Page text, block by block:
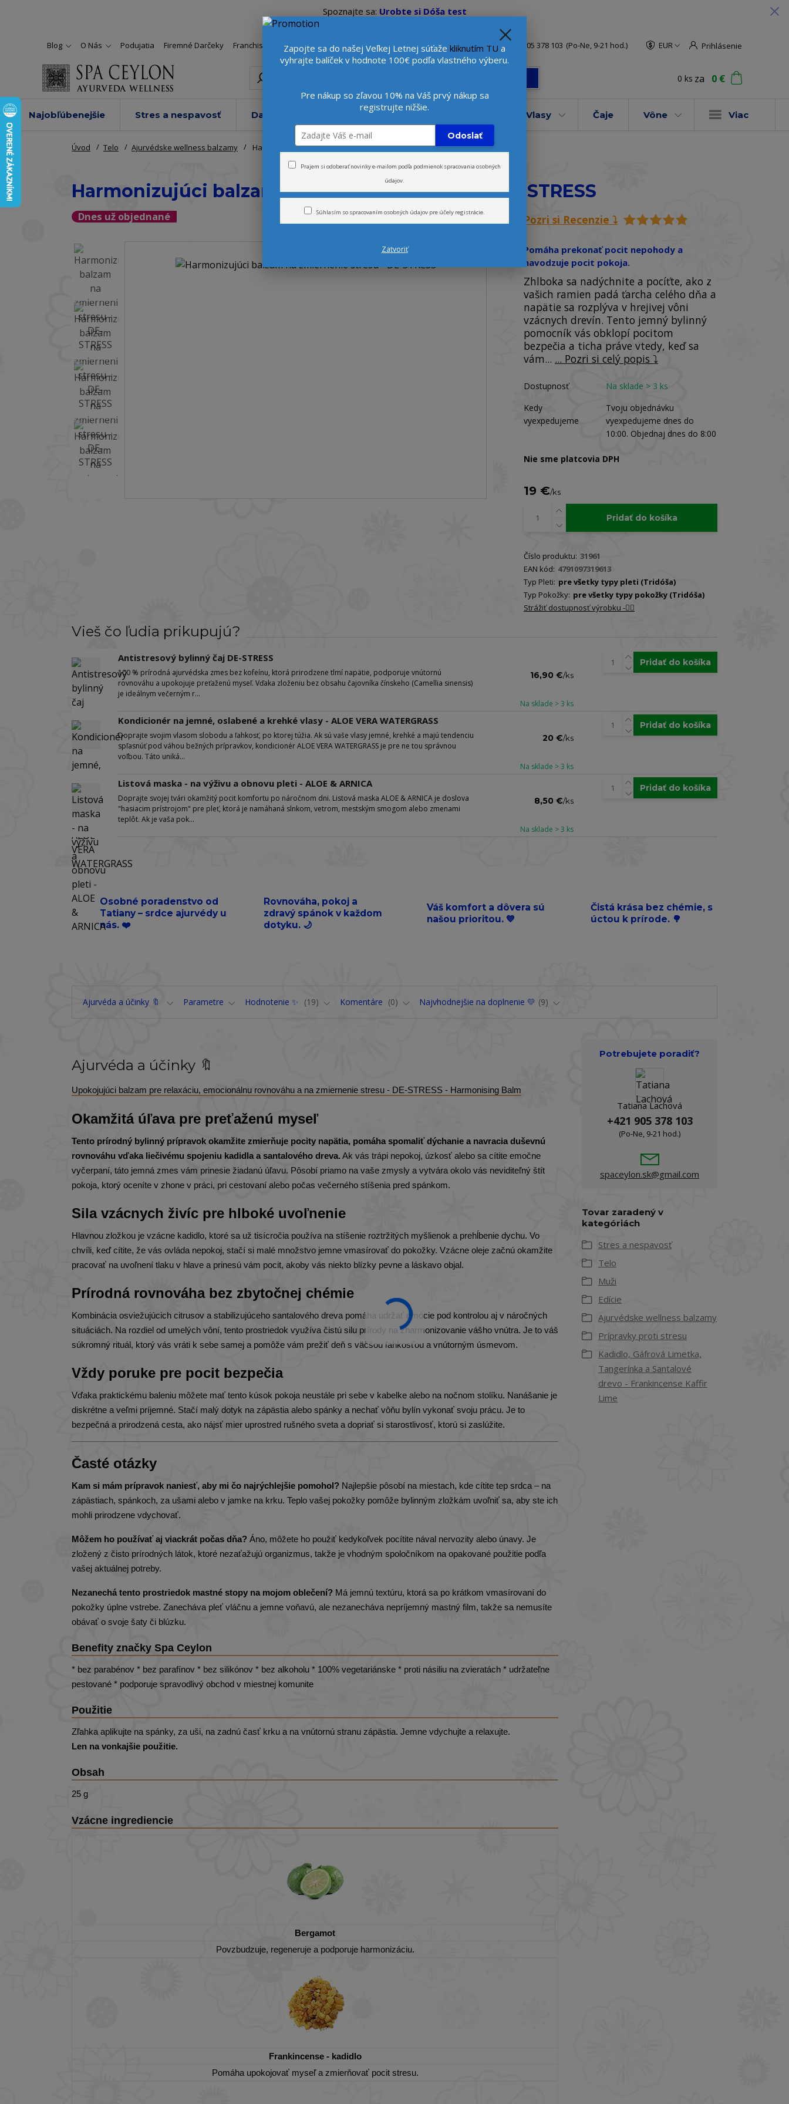
Spoznajte sa: Urobte si Dóša test
Blog O Nás Podujatia Firemné Darčeky Franchise Veľkoobchod Viac EUR Prihlásenie
Beauty konzultantka: +421 905 378 103 (Po-Ne, 9-21 hod.)
0 ks za 0 €
Najobľúbenejšie Stres a nespavosť Darčeky Novinky Tvár Vlasy Čaje Vône Viac
Úvod Telo Ajurvédske wellness balzamy Harmonizujúci balzam na zmiernenie stresu - DE-STRESS
Harmonizujúci balzam na zmiernenie stresu - DE-STRESS
Dnes už objednané Pozri si Recenzie ⤵️
Pomáha prekonať pocit nepohody a
navodzuje pocit pokoja.
Zhlboka sa nadýchnite a pocíťte, ako z
vašich ramien padá ťarcha celého dňa a
napätie sa rozplýva v hrejivej vôni
vzácnych drevín. Tento jemný bylinný
pomocník vás obklopí pocitom
bezpečia a ticha práve vtedy, keď sa
vám... ... Pozri si celý popis ⤵️
Dostupnosť
Na sklade > 3 ks
Kedy
vyexpedujeme
Tvoju objednávku
vyexpedujeme dnes do
10:00. Objednaj dnes do 8:00
Nie sme platcovia DPH
19 €/ks
Pridať do košíka
Číslo produktu: 31961
EAN kód: 4791097319613
Typ Pleti: pre všetky typy pleti (Tridóša)
Typ Pokožky: pre všetky typy pokožky (Tridóša)
Strážiť dostupnosť výrobku -🐕‍🦺
Vieš čo ľudia prikupujú?
Antistresový bylinný čaj DE-STRESS
100 % prírodná ajurvédska zmes bez kofeínu, ktorá prirodzene tlmí napätie, podporuje vnútornú
rovnováhu a upokojuje preťaženú myseľ. Vďaka zloženiu bez obsahu čajovníka čínskeho (Camellia sinensis)
je ideálnym večerným r...
16,90 €/ks
Na sklade > 3 ks
Pridať do košíka
Kondicionér na jemné, oslabené a krehké vlasy - ALOE VERA WATERGRASS
Doprajte svojim vlasom slobodu a ľahkosť, po ktorej túžia. Ak sú vaše vlasy jemné, krehké a majú tendenciu
spľasnúť pod váhou bežných prípravkov, kondicionér ALOE VERA WATERGRASS je pre ne tou správnou
voľbou. Táto uniká...
20 €/ks
Na sklade > 3 ks
Pridať do košíka
Listová maska - na výživu a obnovu pleti - ALOE & ARNICA
Doprajte svojej tvári okamžitý pocit komfortu po náročnom dni. Listová maska ALOE & ARNICA je doslova
"hasiacim prístrojom" pre pleť, ktorá je namáhaná slnkom, vetrom, mestským smogom alebo zmenami
teplôt. Ak je vaša pok...
8,50 €/ks
Na sklade > 3 ks
Pridať do košíka
Osobné poradenstvo od
Tatiany – srdce ajurvédy u
nás. ❤️
Rovnováha, pokoj a
zdravý spánok v každom
dotyku. 🌙
Váš komfort a dôvera sú
našou prioritou. 💙
Čistá krása bez chémie, s
úctou k prírode. 🌳
Ajurvéda a účinky 🔖 Parametre Hodnotenie ✨ 19 Komentáre 0 Najvhodnejšie na doplnenie 💛 9
Ajurvéda a účinky 🔖
Upokojujúci balzam pre relaxáciu, emocionálnu rovnováhu a na zmiernenie stresu - DE-STRESS - Harmonising Balm
Okamžitá úľava pre preťaženú myseľ
Tento prírodný bylinný prípravok okamžite zmierňuje pocity napätia, pomáha spomaliť dýchanie a navracia duševnú
rovnováhu vďaka liečivému spojeniu kadidla a santalového dreva. Ak vás trápi nepokoj, úzkosť alebo sa cítite emočne
vyčerpaní, táto jemná zmes vám prinesie žiadanú úľavu. Pôsobí priamo na vaše zmysly a vytvára okolo vás neviditeľný štít
pokoja, ktorý oceníte v zhone v práci, pri cestovaní alebo počas večerného stíšenia pred spánkom.
Sila vzácnych živíc pre hlboké uvoľnenie
Hlavnou zložkou je vzácne kadidlo, ktoré sa už tisícročia používa na stíšenie roztržitých myšlienok a prehĺbenie dychu. Vo
chvíli, keď cítite, že vás ovláda nepokoj, stačí si malé množstvo jemne vmasírovať do pokožky. Vzácne oleje začnú okamžite
pracovať na uvoľnení tlaku v hlave a prinesú vám pocit, akoby vás niekto blízky pevne a láskavo objal.
Prírodná rovnováha bez zbytočnej chémie
Kombinácia osviežujúcich citrusov a stabilizujúceho santalového dreva pomáha udržať emócie pod kontrolou aj v náročných
situáciách. Na rozdiel od umelých vôní, tento prostriedok využíva čistú silu prírody na zharmonizovanie vášho vnútra. Je to váš
súkromný rituál, ktorý vás vráti k sebe samej a pomôže vám prežiť deň s väčšou ľahkosťou a vnútorným úsmevom.
Vždy poruke pre pocit bezpečia
Vďaka praktickému baleniu môžete mať tento kúsok pokoja neustále pri sebe v kabelke alebo na nočnom stolíku. Nanášanie je
diskrétne a veľmi príjemné. Stačí malý dotyk na zápästia alebo spánky a nechať vôňu bylín vykonať svoju prácu. Je to
bezpečná a prirodzená cesta, ako nájsť mier uprostred rušného sveta a dopriať si starostlivosť, ktorú si zaslúžite.
Časté otázky
Kam si mám prípravok naniesť, aby mi čo najrýchlejšie pomohol? Najlepšie pôsobí na miestach, kde cítite tep srdca – na
zápästiach, spánkoch, za ušami alebo v jamke na krku. Teplo vašej pokožky pomôže bylinným zložkám uvoľniť sa, aby ste ich
mohli prirodzene vdychovať.
Môžem ho používať aj viackrát počas dňa? Áno, môžete ho použiť kedykoľvek pocítite nával nervozity alebo únavy. Je
zložený z čisto prírodných látok, ktoré nezaťažujú organizmus, takže je vhodným spoločníkom na opakované použitie podľa
vašej aktuálnej potreby.
Nezanechá tento prostriedok mastné stopy na mojom oblečení? Má jemnú textúru, ktorá sa po krátkom vmasírovaní do
pokožky úplne vstrebe. Zanecháva pleť vláčnu a jemne voňavú, ale nezanecháva nepríjemný mastný film, takže sa nemusíte
obávať o svoje šaty či blúzku.
Benefity značky Spa Ceylon
* bez parabénov * bez parafínov * bez silikónov * bez alkoholu * 100% vegetariánske * proti násiliu na zvieratách * udržateľne
pestované * podporuje spravodlivý obchod v miestnej komunite
Použitie
Zľahka aplikujte na spánky, za uši, na zadnú časť krku a na vnútornú stranu zápästia. Jemne vdychujte a relaxujte.
Len na vonkajšie použitie.
Obsah
25 g
Vzácne ingrediencie
Bergamot
Povzbudzuje, regeneruje a podporuje harmonizáciu.
Frankincense - kadidlo
Pomáha upokojovať myseľ a zmierňovať pocit stresu.
Potrebujete poradiť?
Tatiana Lachová
+421 905 378 103
(Po-Ne, 9-21 hod.)
spaceylon.sk@gmail.com
Tovar zaradený v
kategóriách
Stres a nespavosť
Telo
Muži
Edície
Ajurvédske wellness balzamy
Prípravky proti stresu
Kadidlo, Gáfrová Limetka,
Tangerínka a Santalové
drevo - Frankincense Kaffir
Lime
Zapojte sa do našej Veľkej Letnej súťaže kliknutím TU a
vyhrajte balíček v hodnote 100€ podľa vlastného výberu.
Pre nákup so zľavou 10% na Váš prvý nákup sa
registrujte nižšie.
Odoslať
Prajem si odoberať novinky e-mailom podľa podmienok spracovania osobných
údajov.
Súhlasím so spracovaním osobných údajov pre účely registrácie.
Zatvoriť